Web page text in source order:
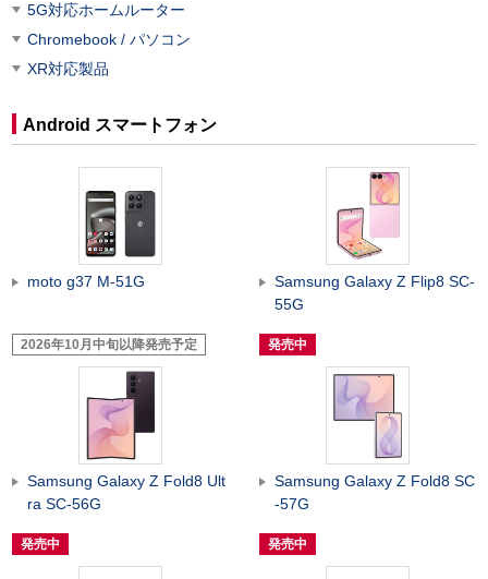
5G対応ホームルーター
Chromebook / パソコン
XR対応製品
Android スマートフォン
moto g37 M-51G
2026年10月中旬以降発売予定
Samsung Galaxy Z Flip8 SC-
55G
発売中
Samsung Galaxy Z Fold8 Ult
ra SC-56G
発売中
Samsung Galaxy Z Fold8 SC
-57G
発売中